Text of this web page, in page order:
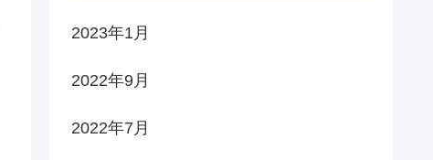
2023年1月
2022年9月
2022年7月